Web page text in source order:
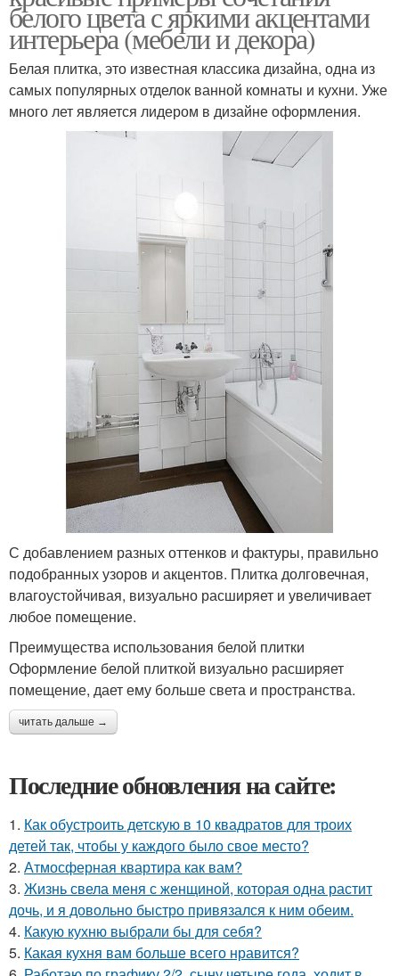
белого цвета с яркими акцентами
интерьера (мебели и декора)
Белая плитка, это известная классика дизайна, одна из
самых популярных отделок ванной комнаты и кухни. Уже
много лет является лидером в дизайне оформления.
С добавлением разных оттенков и фактуры, правильно
подобранных узоров и акцентов. Плитка долговечная,
влагоустойчивая, визуально расширяет и увеличивает
любое помещение.
Преимущества использования белой плитки
Оформление белой плиткой визуально расширяет
помещение, дает ему больше света и пространства.
читать дальше →
Последние обновления на сайте:
1. Как обустроить детскую в 10 квадратов для троих
детей так, чтобы у каждого было свое место?
2. Атмосферная квартира как вам?
3. Жизнь свела меня с женщиной, которая одна растит
дочь, и я довольно быстро привязался к ним обеим.
4. Какую кухню выбрали бы для себя?
5. Какая кухня вам больше всего нравится?